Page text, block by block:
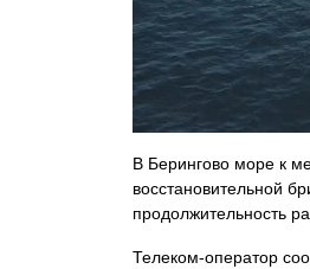
В Берингово море к
восстановительной
продолжительность
Телеком-оператор